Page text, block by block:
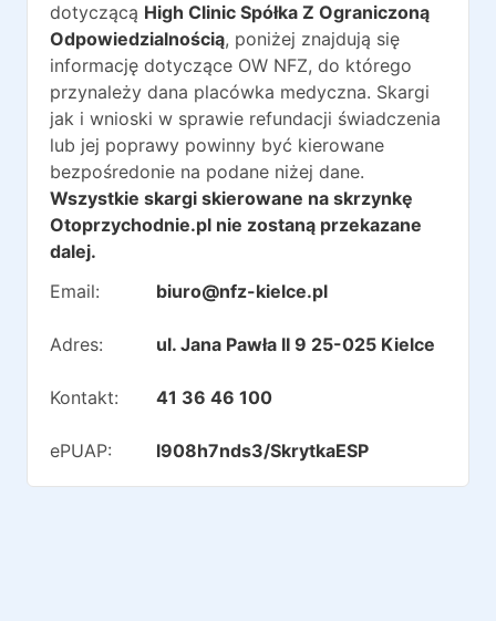
dotyczącą High Clinic Spółka Z Ograniczoną
Odpowiedzialnością, poniżej znajdują się
informację dotyczące OW NFZ, do którego
przynależy dana placówka medyczna. Skargi
jak i wnioski w sprawie refundacji świadczenia
lub jej poprawy powinny być kierowane
bezpośredonie na podane niżej dane.
Wszystkie skargi skierowane na skrzynkę
Otoprzychodnie.pl nie zostaną przekazane
dalej.
Email:
biuro@nfz-kielce.pl
Adres: ul. Jana Pawła II 9 25-025 Kielce
Kontakt: 41 36 46 100
ePUAP: l908h7nds3/SkrytkaESP